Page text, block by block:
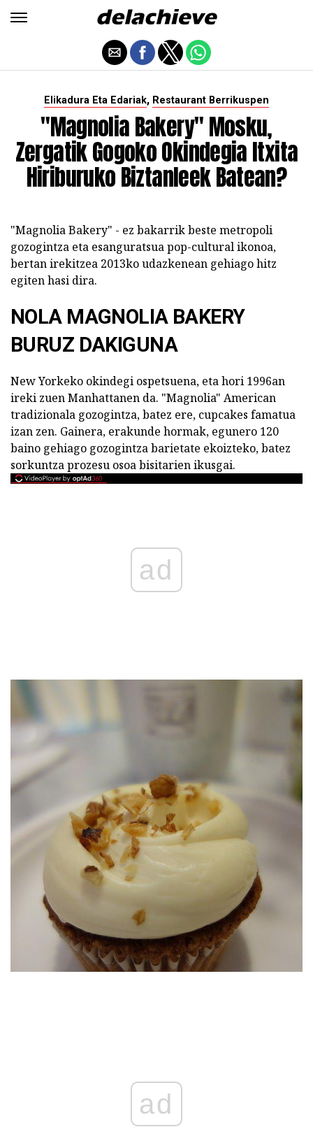
Elikadura Eta Edariak, Restaurant Berrikuspen
"Magnolia Bakery" Mosku,
Zergatik Gogoko Okindegia Itxita
Hiriburuko Biztanleek Batean?
"Magnolia Bakery" - ez bakarrik beste metropoli
gozogintza eta esanguratsua pop-cultural ikonoa,
bertan irekitzea 2013ko udazkenean gehiago hitz
egiten hasi dira.
NOLA MAGNOLIA BAKERY
BURUZ DAKIGUNA
New Yorkeko okindegi ospetsuena, eta hori 1996an
ireki zuen Manhattanen da. "Magnolia" American
tradizionala gozogintza, batez ere, cupcakes famatua
izan zen. Gainera, erakunde hormak, egunero 120
baino gehiago gozogintza barietate ekoizteko, batez
sorkuntza prozesu osoa bisitarien ikusgai.
ad
ad